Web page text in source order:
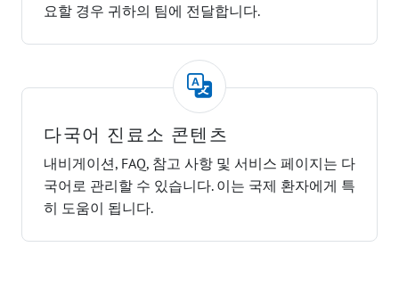
요할 경우 귀하의 팀에 전달합니다.
다국어 진료소 콘텐츠
내비게이션, FAQ, 참고 사항 및 서비스 페이지는 다
국어로 관리할 수 있습니다. 이는 국제 환자에게 특
히 도움이 됩니다.